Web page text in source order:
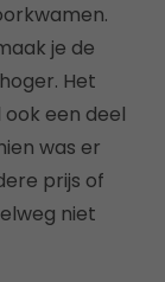
je de
Het
een deel
was er
prijs of
niet